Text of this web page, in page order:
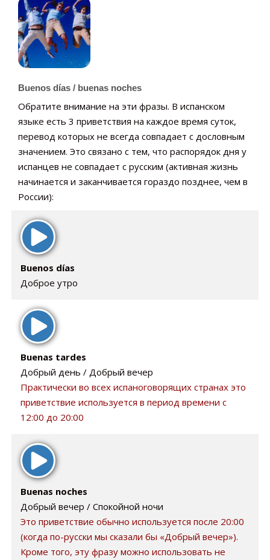
Buenos días / buenas noches
Обратите внимание на эти фразы. В испанском
языке есть 3 приветствия на каждое время суток,
перевод которых не всегда совпадает с дословным
значением. Это связано с тем, что распорядок дня у
испанцев не совпадает с русским (активная жизнь
начинается и заканчивается гораздо позднее, чем в
России):
Buenos días
Доброе утро
Buenas tardes
Добрый день / Добрый вечер
Практически во всех испаноговорящих странах это
приветствие используется в период времени с
12:00 до 20:00
Buenas noches
Добрый вечер / Спокойной ночи
Это приветствие обычно используется после 20:00
(когда по-русски мы сказали бы «Добрый вечер»).
Кроме того, эту фразу можно использовать не